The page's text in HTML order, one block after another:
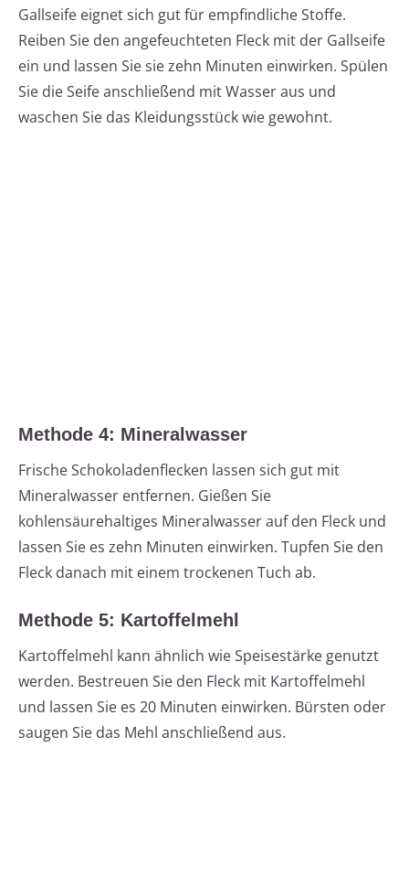
Gallseife eignet sich gut für empfindliche Stoffe.
Reiben Sie den angefeuchteten Fleck mit der Gallseife
ein und lassen Sie sie zehn Minuten einwirken. Spülen
Sie die Seife anschließend mit Wasser aus und
waschen Sie das Kleidungsstück wie gewohnt.
Methode 4: Mineralwasser
Frische Schokoladenflecken lassen sich gut mit
Mineralwasser entfernen. Gießen Sie
kohlensäurehaltiges Mineralwasser auf den Fleck und
lassen Sie es zehn Minuten einwirken. Tupfen Sie den
Fleck danach mit einem trockenen Tuch ab.
Methode 5: Kartoffelmehl
Kartoffelmehl kann ähnlich wie Speisestärke genutzt
werden. Bestreuen Sie den Fleck mit Kartoffelmehl
und lassen Sie es 20 Minuten einwirken. Bürsten oder
saugen Sie das Mehl anschließend aus.